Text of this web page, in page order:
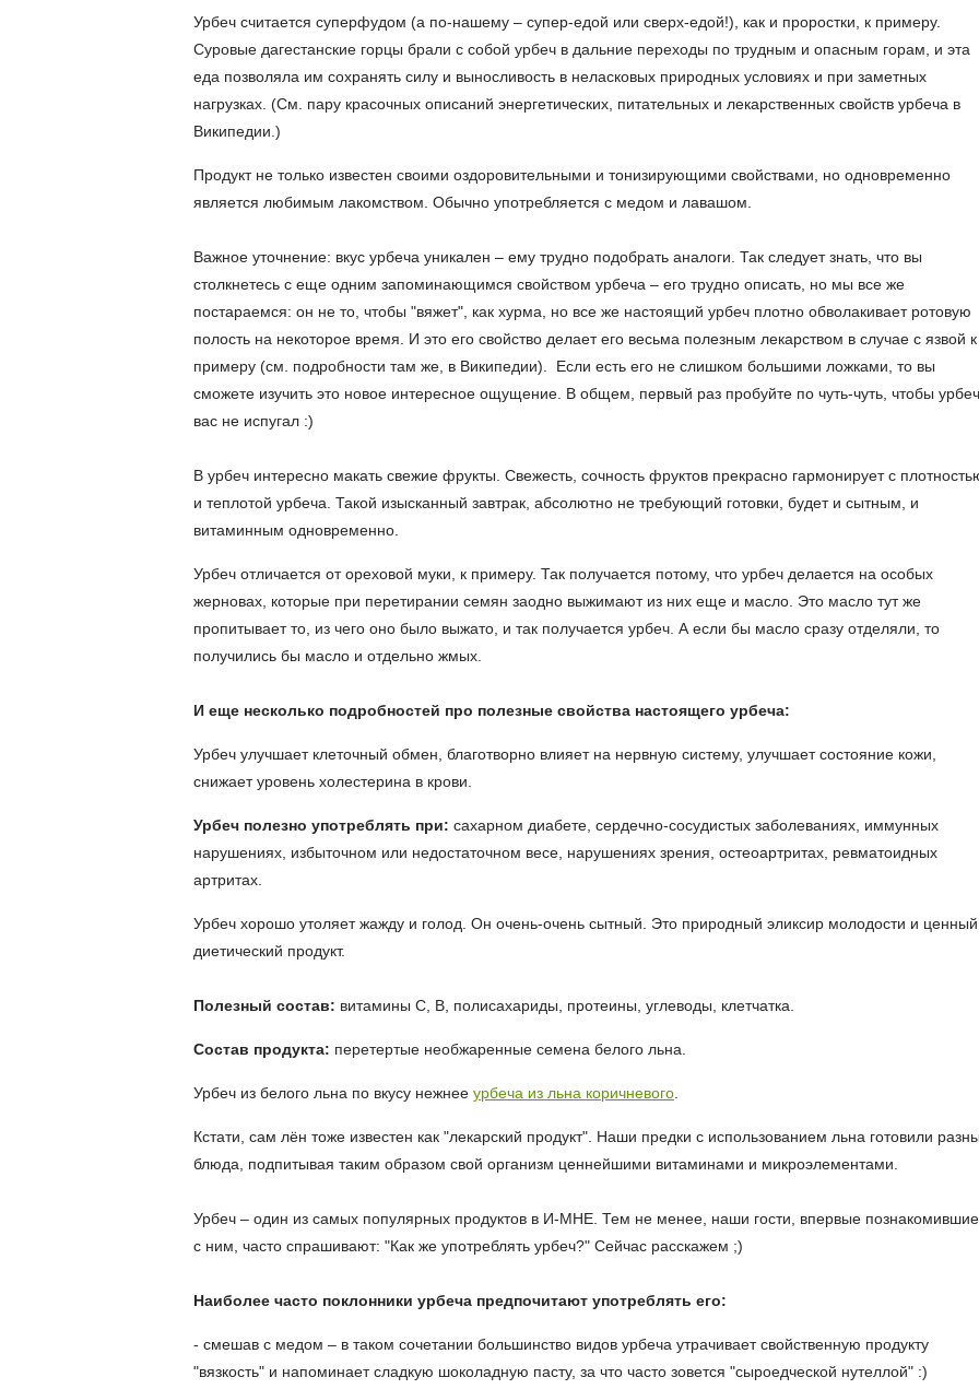
Урбеч считается суперфудом (а по-нашему – супер-едой или сверх-едой!), как и проростки, к примеру.
Суровые дагестанские горцы брали с собой урбеч в дальние переходы по трудным и опасным горам, и эта
еда позволяла им сохранять силу и выносливость в неласковых природных условиях и при заметных
нагрузках. (См. пару красочных описаний энергетических, питательных и лекарственных свойств урбеча в
Википедии.)
Продукт не только известен своими оздоровительными и тонизирующими свойствами, но одновременно
является любимым лакомством. Обычно употребляется с медом и лавашом.
Важное уточнение: вкус урбеча уникален – ему трудно подобрать аналоги. Так следует знать, что вы
столкнетесь с еще одним запоминающимся свойством урбеча – его трудно описать, но мы все же
постараемся: он не то, чтобы "вяжет", как хурма, но все же настоящий урбеч плотно обволакивает ротовую
полость на некоторое время. И это его свойство делает его весьма полезным лекарством в случае с язвой к
примеру (см. подробности там же, в Википедии). Если есть его не слишком большими ложками, то вы
сможете изучить это новое интересное ощущение. В общем, первый раз пробуйте по чуть-чуть, чтобы урбеч
вас не испугал :)
В урбеч интересно макать свежие фрукты . Свежесть, сочность фруктов прекрасно гармонирует с
и теплотой урбеча. Такой изысканный завтрак, абсолютно не требующий готовки, будет и сытным, и
витаминным одновременно.
Урбеч отличается от ореховой муки, к примеру. Так получается потому, что урбеч делается на особых
жерновах, которые при перетирании семян заодно выжимают из них еще и масло. Это масло тут же
пропитывает то, из чего оно было выжато, и так получается урбеч. А если бы масло сразу отделяли, то
получились бы масло и отдельно жмых.
И еще несколько подробностей про полезные свойства настоящего урбеча:
Урбеч улучшает клеточный обмен, благотворно влияет на нервную систему, улучшает состояние кожи,
снижает уровень холестерина в крови.
Урбеч полезно употреблять при: сахарном диабете, сердечно-сосудистых заболеваниях, иммунных
нарушениях, избыточном или недостаточном весе, нарушениях зрения, остеоартритах, ревматоидных
артритах.
Урбеч хорошо утоляет жажду и голод. Он очень-очень сытный. Это природный эликсир молодости и ценный
диетический продукт.
Полезный состав: витамины С, В, полисахариды, протеины, углеводы, клетчатка.
Состав продукта: перетертые необжаренные семена белого льна.
Урбеч из белого льна по вкусу нежнее урбеча из льна коричневого
Кстати, сам лён тоже известен как "лекарский продукт". Наши предки с использованием льна готовили
блюда, подпитывая таким образом свой организм ценнейшими витаминами и микроэлементами.
Урбеч – один из самых популярных продуктов в И-МНЕ. Тем не менее, наши гости, впервые
с ним, часто спрашивают: "Как же употреблять урбеч?" Сейчас расскажем ;)
Наиболее часто поклонники урбеча предпочитают употреблять его:
- смешав с медом – в таком сочетании большинство видов урбеча утрачивает свойственную продукту
"вязкость" и напоминает сладкую шоколадную пасту, за что часто зовется "сыроедческой нутеллой" :)